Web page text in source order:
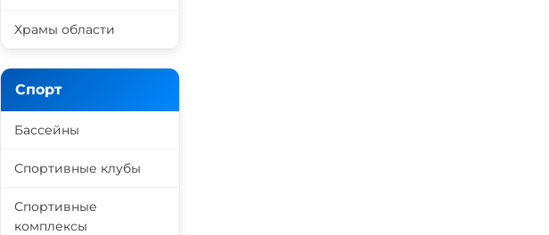
Храмы области
Спорт
Бассейны
Спортивные клубы
Спортивные
комплексы